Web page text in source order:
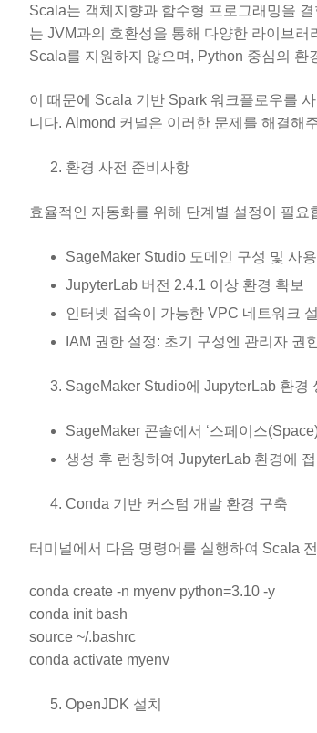
Scala는 객체지향과 함수형 프로그래밍을
는 JVM과의 호환성을 통해 다양한 라이브
Scala를 지원하지 않으며, Python 중심의 환
이 때문에 Scala 기반 Spark 워크플로우를
니다. Almond 커널은 이러한 문제를 해결해
환경 사전 준비사항
효율적인 자동화를 위해 단계별 설정이 필
SageMaker Studio 도메인 구성 및 사
JupyterLab 버전 2.4.1 이상 환경 확보
인터넷 접속이 가능한 VPC 네트워크
IAM 권한 설정: 초기 구성엔 관리자 권
SageMaker Studio에 JupyterLab 환경
SageMaker 콘솔에서 ‘스페이스
생성 후 런칭하여 JupyterLab 환경에
Conda 기반 커스텀 개발 환경 구축
터미널에서 다음 명령어를 실행하여 Scala
conda create -n myenv python=3.10 -y
conda init bash
source ~/.bashrc
conda activate myenv
OpenJDK 설치